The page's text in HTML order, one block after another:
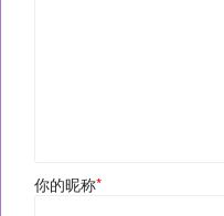
你的昵称*